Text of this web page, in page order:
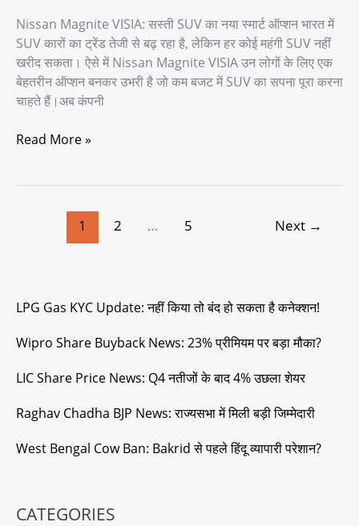
Nissan Magnite VISIA: सस्ती SUV का नया स्मार्ट ऑप्शन भारत में
SUV कारों का ट्रेंड तेजी से बढ़ रहा है, लेकिन हर कोई महंगी SUV नहीं
खरीद सकता। ऐसे में Nissan Magnite VISIA उन लोगों के लिए एक
बेहतरीन ऑप्शन बनकर उभरी है जो कम बजट में SUV का सपना पूरा करना
चाहते हैं।अब कंपनी
पूरी
जानकारी
Read More »
1 2 … 5 Next →
LPG Gas KYC Update: नहीं किया तो बंद हो सकता है कनेक्शन!
Wipro Share Buyback News: 23% प्रीमियम पर बड़ा मौका?
LIC Share Price News: Q4 नतीजों के बाद 4% उछला शेयर
Raghav Chadha BJP News: राज्यसभा में मिली बड़ी जिम्मेदारी
West Bengal Cow Ban: Bakrid से पहले हिंदू व्यापारी परेशान?
CATEGORIES